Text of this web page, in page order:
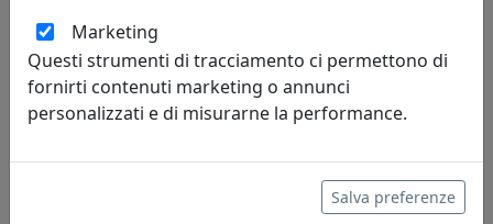
SET SCRIVANIA ASCANIO 55X38 IN CUOIO, 6 PEZZI, LIMAC
Marketing
Questi strumenti di tracciamento ci permettono di
fornirti contenuti marketing o annunci
personalizzati e di misurarne la performance.
Salva preferenze